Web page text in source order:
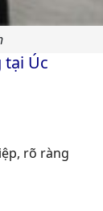
Úc
rõ ràng